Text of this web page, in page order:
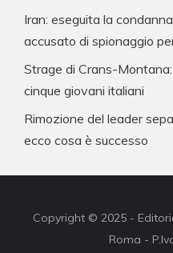
Iran: eseguita la
accusato di spionaggio
Strage di Crans-
cinque giovani italiani
Rimozione del leader
ecco cosa è successo
Copyright © 2025 -
Roma -